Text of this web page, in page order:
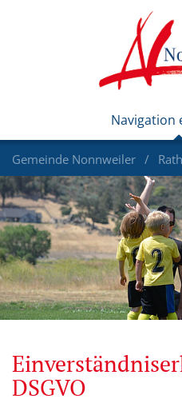
Gemeinde Nonnweiler
DSGVO